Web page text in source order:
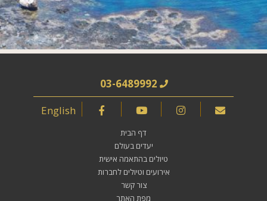
03-6489992
English
דף הבית
יעדים בעולם
טיולים בהתאמה אישית
אירועים וטיולים לחברות
צור קשר
מפת האתר